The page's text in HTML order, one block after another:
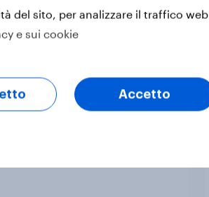
Crescita strategica con
SimIT Web
del sito, per analizzare il traffico web
e sui cookie
Accetto